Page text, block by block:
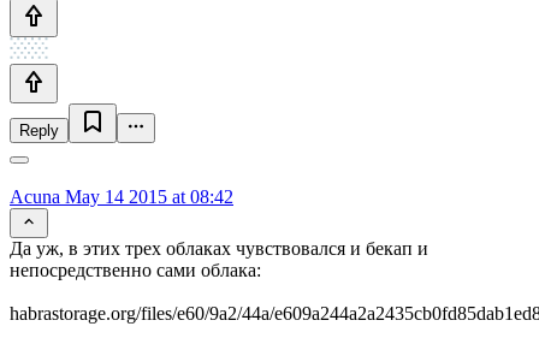
Reply
Acuna May 14 2015 at 08:42
Да уж, в этих трех облаках чувствовался и бекап и
непосредственно сами облака:
habrastorage.org/files/e60/9a2/44a/